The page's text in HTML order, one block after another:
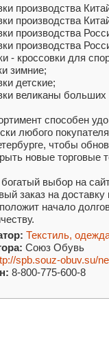
производства
производства
производства
производства
- кроссовки для
зимние;
детские;
великаны больших
способен
любого
чтобы
новые торговые
выбор на
заказ на
начало
Текстиль,
Союз Обувь
spb.souz-obuv.su/
8-800-775-600-8